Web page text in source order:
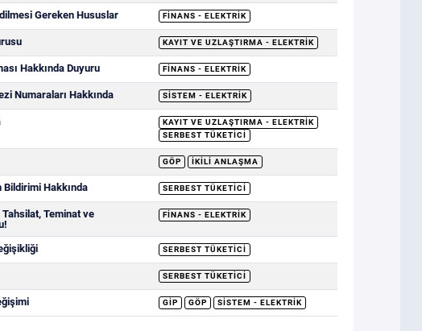
Gereken Hususlar FINANS - ELEKTRIK
KAYIT VE UZLAŞTIRMA - ELEKTRIK
Hakkında Duyuru FINANS - ELEKTRIK
Numaraları Hakkında SISTEM - ELEKTRIK
KAYIT VE UZLAŞTIRMA - ELEKTRIK
SERBEST TÜKETICI
GÖP İKILI ANLAŞMA
Hakkında SERBEST TÜKETICI
Tahsilat, Teminat ve
FINANS - ELEKTRIK
SERBEST TÜKETICI
SERBEST TÜKETICI
GİP GÖP SISTEM - ELEKTRIK